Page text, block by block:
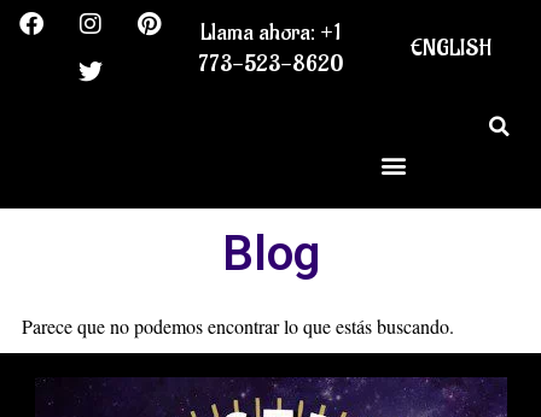
contenido
F
a
I
n
s
t
m
P
i
t
T
w
i
t
Llama ahora: +1
773-523-8620
ENGLISH
Blog
Parece que no podemos encontrar lo que estás buscando.